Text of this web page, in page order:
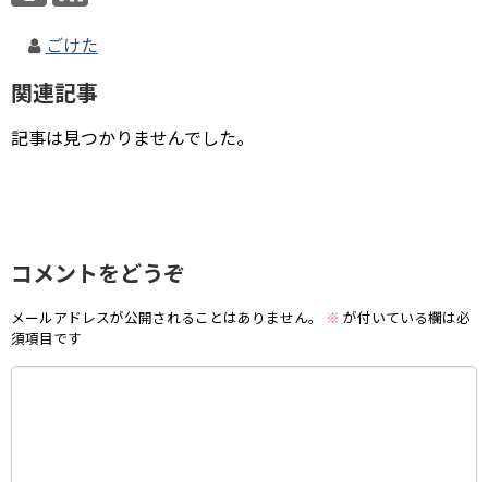
ごけた
関連記事
記事は見つかりませんでした。
コメントをどうぞ
メールアドレスが公開されることはありません。 ※ が付いている欄は必
須項目です